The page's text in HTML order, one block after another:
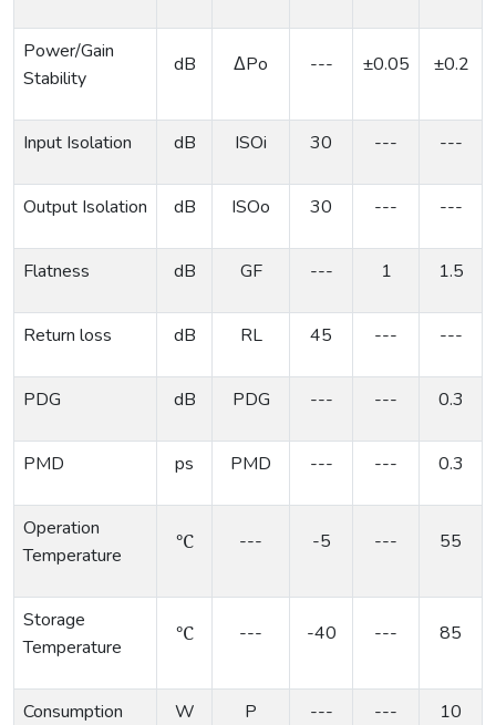
Power/Gain
Stability
dB ΔPo --- ±0.05 ±0.2
Input Isolation dB ISOi 30 --- ---
Output Isolation dB ISOo 30 --- ---
Flatness dB GF --- 1 1.5
Return loss dB RL 45 --- ---
PDG dB PDG --- --- 0.3
PMD ps PMD --- --- 0.3
Operation
Temperature
℃ --- -5 --- 55
Storage
Temperature
℃ --- -40 --- 85
Consumption W P --- --- 10